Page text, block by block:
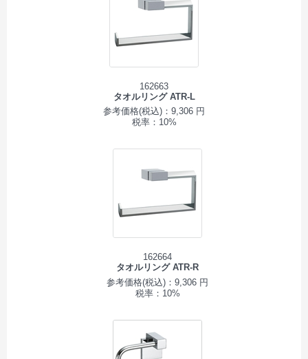
162663
タオルリング ATR-L
参考価格(税込)：9,306 円
税率：10%
162664
タオルリング ATR-R
参考価格(税込)：9,306 円
税率：10%